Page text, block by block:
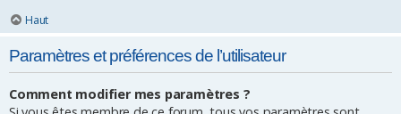
Haut
Paramètres et préférences de l’utilisateur
Comment modifier mes paramètres ?